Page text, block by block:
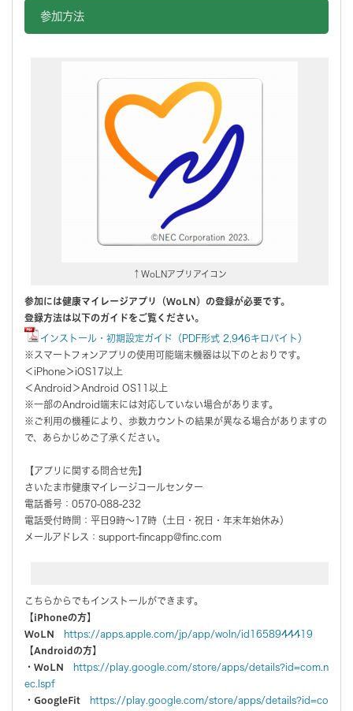
参加方法
↑WoLNアプリアイコン
参加には健康マイレージアプリ（WoLN）の登録が必要です。
登録方法は以下のガイドをご覧ください。
インストール・初期設定ガイド（PDF形式 2,946キロバイト）
※スマートフォンアプリの使用可能端末機器は以下のとおりです。
＜iPhone＞iOS17以上
＜Android＞Android OS11以上
※一部のAndroid端末には対応していない場合があります。
※ご利用の機種により、歩数カウントの結果が異なる場合がありますの
で、あらかじめご了承ください。
【アプリに関する問合せ先】
さいたま市健康マイレージコールセンター
電話番号：0570-088-232
電話受付時間：平日9時～17時（土日・祝日・年末年始休み）
メールアドレス：support-fincapp@finc.com
こちらからでもインストールができます。
【iPhoneの方】
WoLN https://apps.apple.com/jp/app/woln/id1658944419
【Androidの方】
・WoLN https://play.google.com/store/apps/details?id=com.n
ec.lspf
・GoogleFit https://play.google.com/store/apps/details?id=co